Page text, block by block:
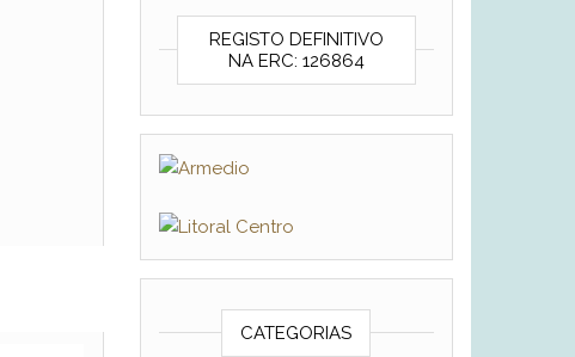
REGISTO DEFINITIVO
NA ERC: 126864
CATEGORIAS